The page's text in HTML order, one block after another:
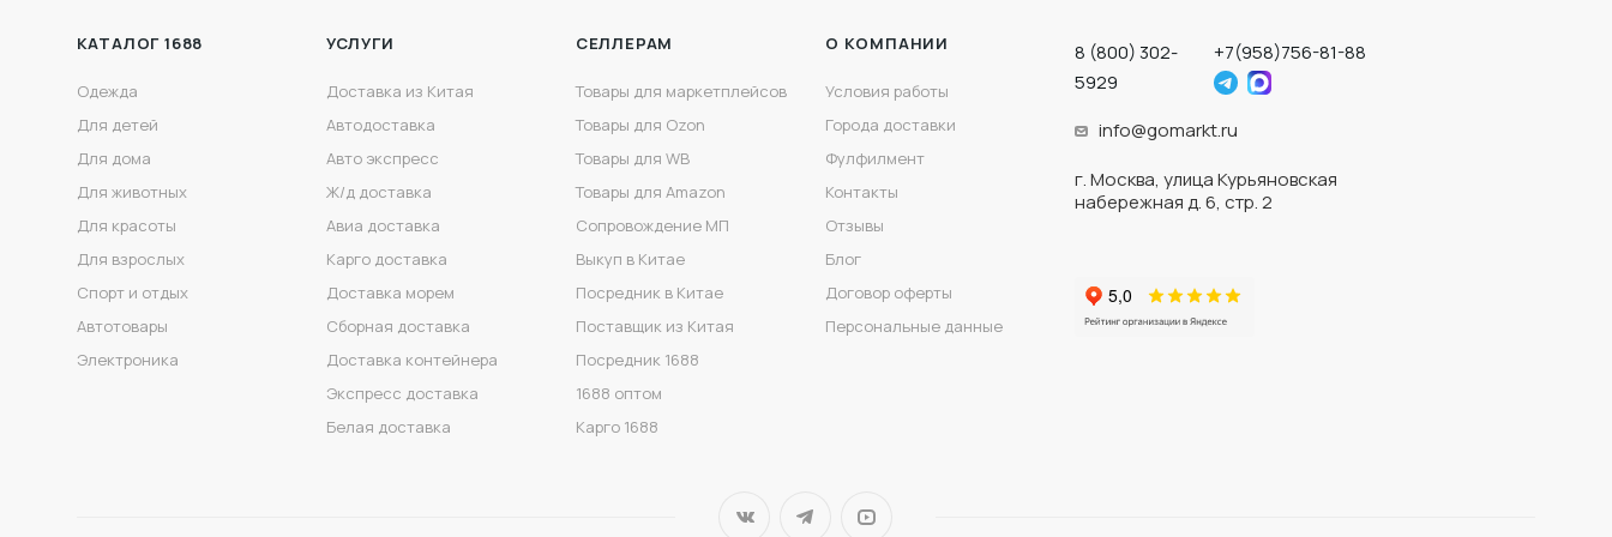
КАТАЛОГ 1688
Одежда
Для детей
Для дома
Для животных
Для красоты
Для взрослых
Спорт и отдых
Автотовары
Электроника
УСЛУГИ
Доставка из Китая
Автодоставка
Авто экспресс
Ж/д доставка
Авиа доставка
Карго доставка
Доставка морем
Сборная доставка
Доставка контейнера
Экспресс доставка
Белая доставка
СЕЛЛЕРАМ
Товары для маркетплейсов
Товары для Ozon
Товары для WB
Товары для Amazon
Сопровождение МП
Выкуп в Китае
Посредник в Китае
Поставщик из Китая
Посредник 1688
1688 оптом
Карго 1688
О КОМПАНИИ
Условия работы
Города доставки
Фулфилмент
Контакты
Отзывы
Блог
Договор оферты
Персональные данные
8 (800) 302-
5929
+7(958)756-81-88
info@gomarkt.ru
г. Москва, улица Курьяновская
набережная д. 6, стр. 2